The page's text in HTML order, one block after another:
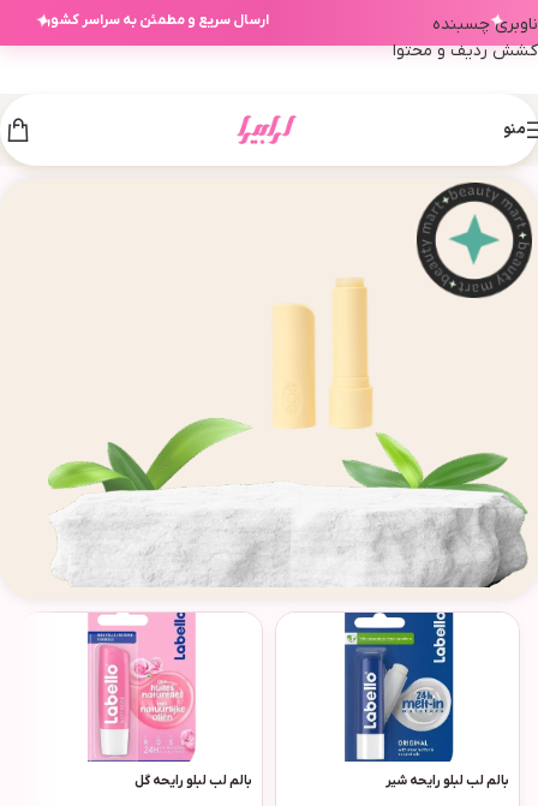
✦ آفرهای شخصی آرابیرا بر اساس انتخاب‌های
✦
ناوبری چسبنده
کشش ردیف و محتوا
منو
بالم لب لبلو رایحه شیر بالم لب لبلو رایحه گل